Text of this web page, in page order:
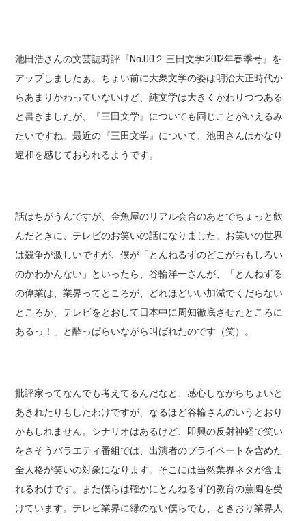
池田浩さんの文芸誌時評『No.00２ 三田文学 2012年春季号』を
アップしましたぁ。ちょい前に大衆文学の姿は明治大正時代か
らあまりかわっていないけど、純文学は大きくかわりつつある
と書きましたが、『三田文学』についても同じことがいえるみ
たいですね。最近の『三田文学』について、池田さんはかなり
違和を感じておられるようです。
話はちがうんですが、金魚屋のリアル会合のあとでちょっと飲
んだときに、テレビのお笑いの話になりました。お笑いの世界
は競争が激しいですが、僕が「とんねるずのどこがおもしろい
のかわかんない」といったら、谷輪洋一さんが、「とんねずる
の偉業は、業界ってところが、どれほどいい加減でくだらない
ところか、テレビをとおして日本中に周知徹底させたところに
あるっ！」と酔っぱらいながら叫ばれたのです（笑）。
批評家ってなんでも考えてるんだなと、感心しながらちょいと
あきれたりもしたわけですが、なるほど谷輪さんのいうとおり
かもしれません。シナリオはあるけど、即興の反射神経で笑い
をさそうバラエティ番組では、出演者のプライベートを含めた
全人格が笑いの対象になります。そこには当然業界ネタが含ま
れるわけです。また僕らは確かにとんねるず的教育の薫陶を受
けています。テレビ業界に縁のない僕らでも、ときおり業界人